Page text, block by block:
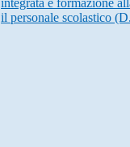
integrata e formazione
il personale scolastico